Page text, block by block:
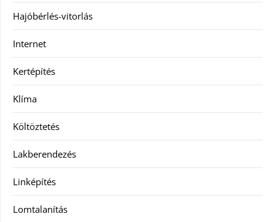
Hajóbérlés-vitorlás
Internet
Kertépítés
Klíma
Költöztetés
Lakberendezés
Linképítés
Lomtalanítás